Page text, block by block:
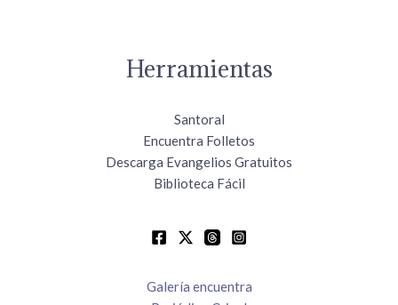
Herramientas
Santoral
Encuentra Folletos
Descarga Evangelios Gratuitos
Biblioteca Fácil
Galería encuentra